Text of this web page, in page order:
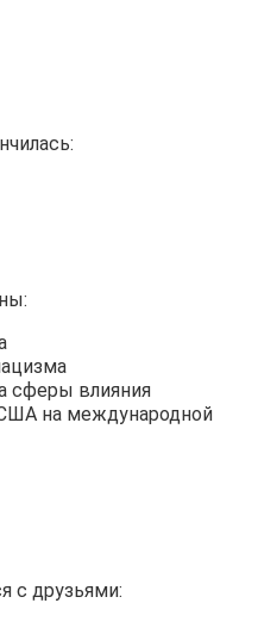
сферы влияния
на международной
с друзьями: